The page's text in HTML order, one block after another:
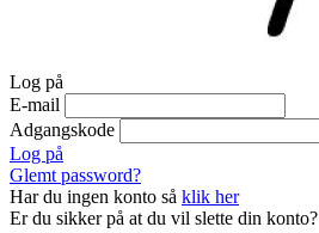
Log på
E-mail
Adgangskode
Log på
Glemt password?
Har du ingen konto så klik her
Er du sikker på at du vil slette din konto?